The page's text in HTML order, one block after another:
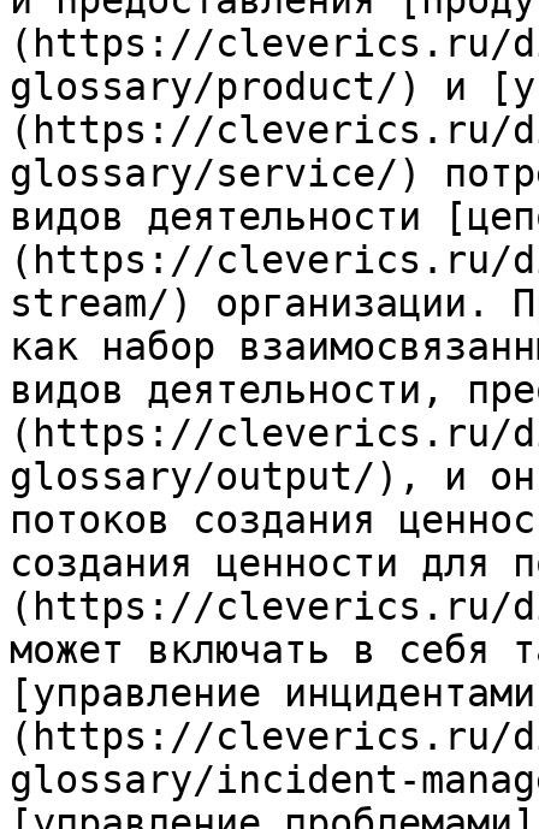
(https://cleverics.ru/
glossary/product/) и
(https://cleverics.ru/
glossary/service/)
видов деятельности
(https://cleverics.ru/
stream/) организации.
как набор
видов деятельности,
(https://cleverics.ru/
glossary/output/), и они
потоков создания
создания ценности для
(https://cleverics.ru/
может включать в себя
[управление
(https://cleverics.ru/
glossary/incident-